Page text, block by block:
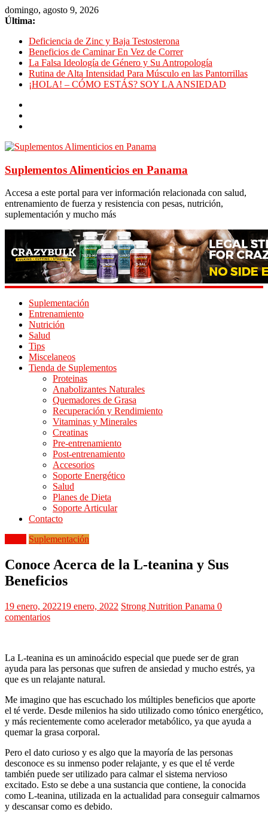
domingo, agosto 9, 2026
Última:
Deficiencia de Zinc y Baja Testosterona
Beneficios de Caminar En Vez de Correr
La Falsa Ideología de Género y Su Antropología
Rutina de Alta Intensidad Para Músculo en las Pantorrillas
¡HOLA! – CÓMO ESTÁS? SOY LA ANSIEDAD
Suplementos Alimenticios en Panama
Accesa a este portal para ver información relacionada con salud,
entrenamiento de fuerza y resistencia con pesas, nutrición,
suplementación y mucho más
Suplementación
Entrenamiento
Nutrición
Salud
Tips
Miscelaneos
Tienda de Suplementos
Proteinas
Anabolizantes Naturales
Quemadores de Grasa
Recuperación y Rendimiento
Vitaminas y Minerales
Creatinas
Pre-entrenamiento
Post-entrenamiento
Accesorios
Soporte Energético
Salud
Planes de Dieta
Soporte Articular
Contacto
Suplementación
Conoce Acerca de la L-teanina y Sus
Beneficios
19 enero, 202219 enero, 2022 Strong Nutrition Panama 0
comentarios
La L-teanina es un aminoácido especial que puede ser de gran
ayuda para las personas que sufren de ansiedad y mucho estrés, ya
que es un relajante natural.
Me imagino que has escuchado los múltiples beneficios que aporte
el té verde. Desde milenios ha sido utilizado como tónico energético,
y más recientemente como acelerador metabólico, ya que ayuda a
quemar la grasa corporal.
Pero el dato curioso y es algo que la mayoría de las personas
desconoce es su inmenso poder relajante, y es que el té verde
también puede ser utilizado para calmar el sistema nervioso
excitado. Esto se debe a una sustancia que contiene, la conocida
como L-teanina, utilizada en la actualidad para conseguir calmarnos
y descansar como es debido.